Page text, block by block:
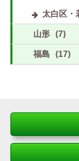
太白区・
山形 (7)
福島 (17)